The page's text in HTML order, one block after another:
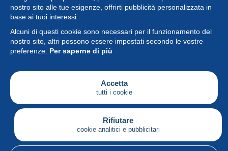
nostro sito alle tue esigenze, offrirti pubblicità personalizzata in
base ai tuoi interessi.
Alcuni di questi cookie sono necessari per il funzionamento del
nostro sito, altri possono essere impostati secondo le vostre
preferenze. Per saperne di più
Accetta
tutti i cookie
Rifiutare
cookie analitici e pubblicitari
Collezione
Novità
Funzione
Società
Servizi
Sta scrivendo
Italiano